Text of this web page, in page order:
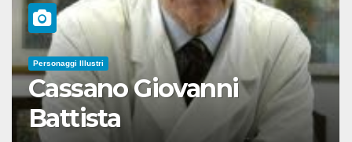
Personaggi Illustri
Cassano Giovanni
Battista